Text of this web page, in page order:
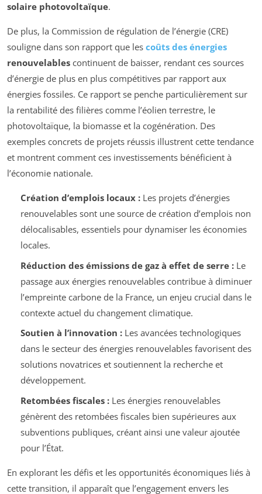
solaire photovoltaïque.
De plus, la Commission de régulation de l’énergie (CRE)
souligne dans son rapport que les coûts des énergies
renouvelables continuent de baisser, rendant ces sources
d’énergie de plus en plus compétitives par rapport aux
énergies fossiles. Ce rapport se penche particulièrement sur
la rentabilité des filières comme l’éolien terrestre, le
photovoltaïque, la biomasse et la cogénération. Des
exemples concrets de projets réussis illustrent cette tendance
et montrent comment ces investissements bénéficient à
l’économie nationale.
Création d’emplois locaux :Les projets d’énergies
renouvelables sont une source de création d’emplois non
délocalisables, essentiels pour dynamiser les économies
locales.
Réduction des émissions de gaz à effet de serre :Le
passage aux énergies renouvelables contribue à diminuer
l’empreinte carbone de la France, un enjeu crucial dans le
contexte actuel du changement climatique.
Soutien à l’innovation :Les avancées technologiques
dans le secteur des énergies renouvelables favorisent des
solutions novatrices et soutiennent la recherche et
développement.
Retombées fiscales :Les énergies renouvelables
génèrent des retombées fiscales bien supérieures aux
subventions publiques, créant ainsi une valeur ajoutée
pour l’État.
En explorant les défis et les opportunités économiques liés à
cette transition, il apparaît que l’engagement envers les